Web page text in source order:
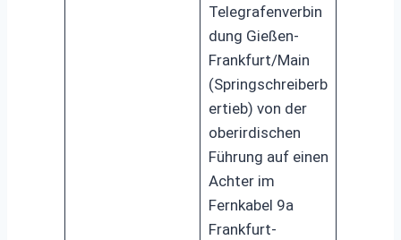
Telegrafenverbin
dung Gießen-
Frankfurt/Main
(Springschreiberb
ertieb) von der
oberirdischen
Führung auf einen
Achter im
Fernkabel 9a
Frankfurt-